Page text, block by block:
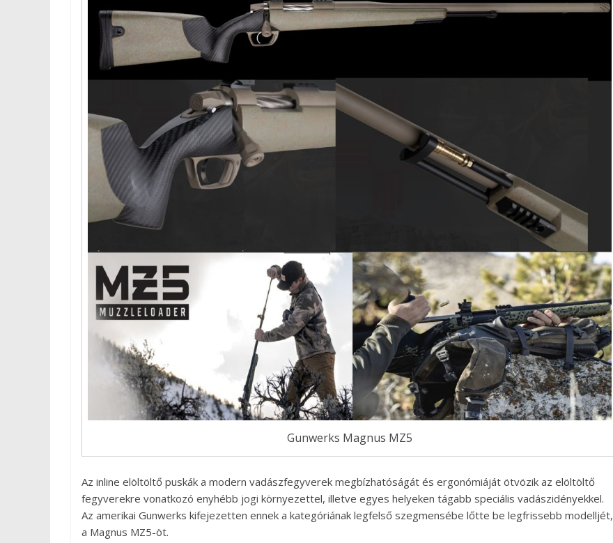
Gunwerks Magnus MZ5
Az inline elöltöltő puskák a modern vadászfegyverek megbízhatóságát és ergonómiáját ötvözik az elöltöltő
fegyverekre vonatkozó enyhébb jogi környezettel, illetve egyes helyeken tágabb speciális vadászidényekkel.
Az amerikai Gunwerks kifejezetten ennek a kategóriának legfelső szegmensébe lőtte be legfrissebb modelljét,
a Magnus MZ5-öt.